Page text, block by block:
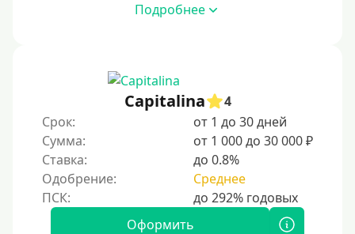
Подробнее
Capitalina
4
Срок:
от 1 до 30 дней
Сумма:
от 1 000 до 30 000 ₽
Ставка:
до 0.8%
Одобрение:
Среднее
Оформить